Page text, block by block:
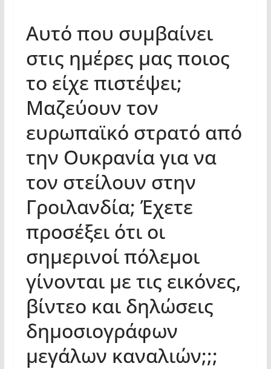
Αυτό που συμβαίνει
στις ημέρες μας ποιος
το είχε πιστέψει;
Μαζεύουν τον
ευρωπαϊκό στρατό από
την Ουκρανία για να
τον στείλουν στην
Γροιλανδία; Έχετε
προσέξει ότι οι
σημερινοί πόλεμοι
γίνονται με τις εικόνες,
βίντεο και δηλώσεις
δημοσιογράφων
μεγάλων καναλιών;;;